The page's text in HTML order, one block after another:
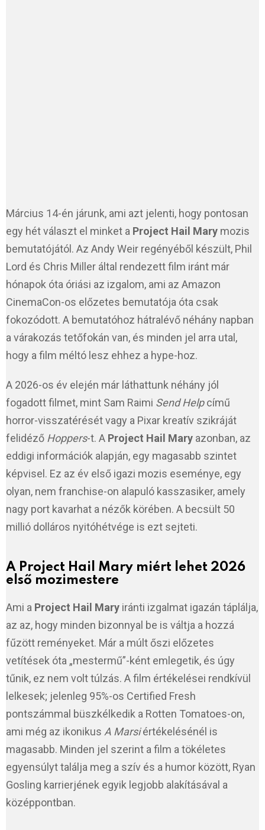
Március 14-én járunk, ami azt jelenti, hogy pontosan
egy hét választ el minket a Project Hail Mary mozis
bemutatójától. Az Andy Weir regényéből készült, Phil
Lord és Chris Miller által rendezett film iránt már
hónapok óta óriási az izgalom, ami az Amazon
CinemaCon-os előzetes bemutatója óta csak
fokozódott. A bemutatóhoz hátralévő néhány napban
a várakozás tetőfokán van, és minden jel arra utal,
hogy a film méltó lesz ehhez a hype-hoz.
A 2026-os év elején már láthattunk néhány jól
fogadott filmet, mint Sam Raimi Send Helpcímű
horror-visszatérését vagy a Pixar kreatív szikráját
felidéző Hoppers-t. A Project Hail Mary azonban, az
eddigi információk alapján, egy magasabb szintet
képvisel. Ez az év első igazi mozis eseménye, egy
olyan, nem franchise-on alapuló kasszasiker, amely
nagy port kavarhat a nézők körében. A becsült 50
millió dolláros nyitóhétvége is ezt sejteti.
A Project Hail Mary miért lehet 2026
első mozimestere
Ami a Project Hail Mary iránti izgalmat igazán táplálja,
az az, hogy minden bizonnyal be is váltja a hozzá
fűzött reményeket. Már a múlt őszi előzetes
vetítések óta „mestermű”-ként emlegetik, és úgy
tűnik, ez nem volt túlzás. A film értékelései rendkívül
lelkesek; jelenleg 95%-os Certified Fresh
pontszámmal büszkélkedik a Rotten Tomatoes-on,
ami még az ikonikus A Marsiértékelésénél is
magasabb. Minden jel szerint a film a tökéletes
egyensúlyt találja meg a szív és a humor között, Ryan
Gosling karrierjének egyik legjobb alakításával a
középpontban.